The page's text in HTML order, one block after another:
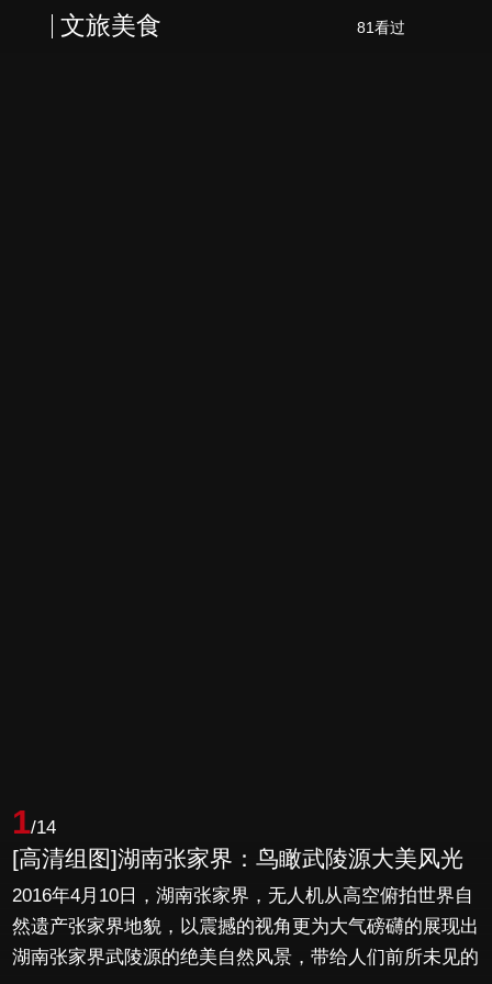
文旅美食 81看过
1/14
[高清组图]湖南张家界：鸟瞰武陵源大美风光
2016年4月10日，湖南张家界，无人机从高空俯拍世界自
然遗产张家界地貌，以震撼的视角更为大气磅礴的展现出
湖南张家界武陵源的绝美自然风景，带给人们前所未见的